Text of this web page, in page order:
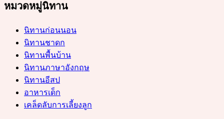
หมวดหมู่นิทาน
นิทานก่อนนอน
นิทานชาดก
นิทานพื้นบ้าน
นิทานภาษาอังกฤษ
นิทานอีสป
อาหารเด็ก
เคล็ดลับการเลี้ยงลูก